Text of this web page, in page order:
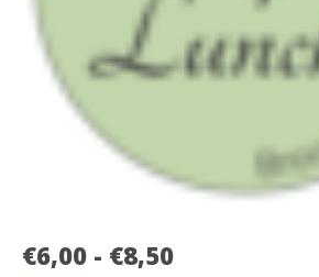
€6,00 - €8,50PRIJSKLASSE: